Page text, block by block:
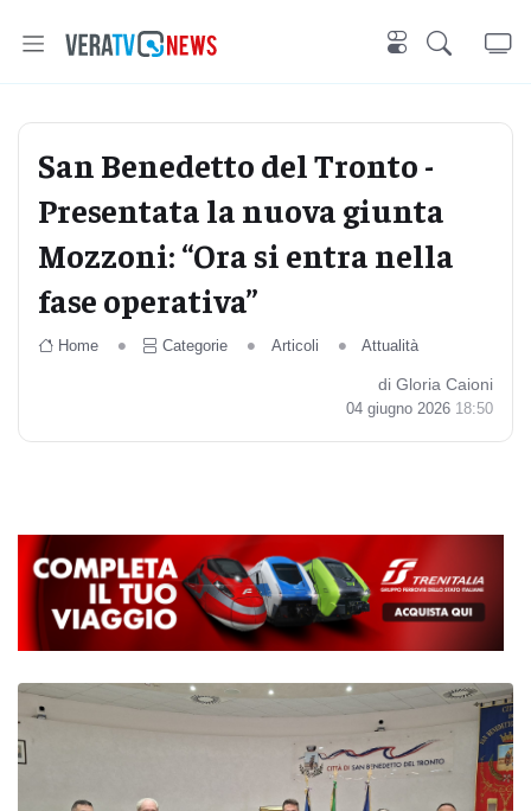
San Benedetto del Tronto -
Presentata la nuova giunta
Mozzoni: “Ora si entra nella
fase operativa”
Home Categorie Articoli Attualità
di Gloria Caioni
04 giugno 2026 18:50